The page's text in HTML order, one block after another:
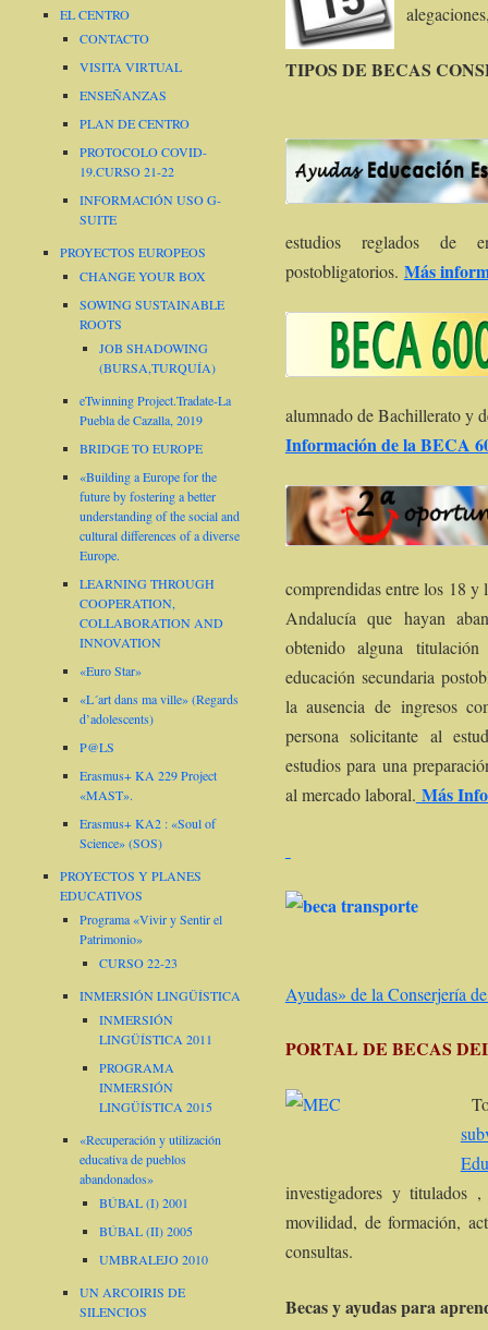
TIPOS DE BECAS
estudios reglados de
postobligatorios. Más
alumnado de Bachillerato y
Información de la BECA
comprendidas entre los 18
Andalucía que hayan
obtenido alguna
educación secundaria
la ausencia de ingresos
persona solicitante al
estudios para una
al mercado laboral. Más
Ayudas» de la Conserjería
PORTAL DE BECAS
investigadores y titulados
movilidad, de formación,
consultas.
Becas y ayudas para
EL CENTRO
CONTACTO
VISITA VIRTUAL
ENSEÑANZAS
PLAN DE CENTRO
PROTOCOLO COVID-
19.CURSO 21-22
INFORMACIÓN USO G-
SUITE
PROYECTOS EUROPEOS
CHANGE YOUR BOX
SOWING SUSTAINABLE
ROOTS
JOB SHADOWING
(BURSA,TURQUÍA)
eTwinning Project.Tradate-La
Puebla de Cazalla, 2019
BRIDGE TO EUROPE
«Building a Europe for the
future by fostering a better
understanding of the social and
cultural differences of a diverse
Europe.
LEARNING THROUGH
COOPERATION,
COLLABORATION AND
INNOVATION
«Euro Star»
«L´art dans ma ville» (Regards
d’adolescents)
P@LS
Erasmus+ KA 229 Project
«MAST».
Erasmus+ KA2 : «Soul of
Science» (SOS)
PROYECTOS Y PLANES
EDUCATIVOS
Programa «Vivir y Sentir el
Patrimonio»
CURSO 22-23
INMERSIÓN LINGÜÍSTICA
INMERSIÓN
LINGÜÍSTICA 2011
PROGRAMA
INMERSIÓN
LINGÜÍSTICA 2015
«Recuperación y utilización
educativa de pueblos
abandonados»
BÚBAL (I) 2001
BÚBAL (II) 2005
UMBRALEJO 2010
UN ARCOIRIS DE
SILENCIOS